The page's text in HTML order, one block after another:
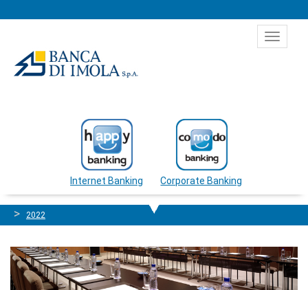
Toggle
Internet Banking Corporate Banking
2022